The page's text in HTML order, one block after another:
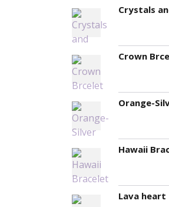
Crystals
Crown
Orange-
Hawaii
Lava heart